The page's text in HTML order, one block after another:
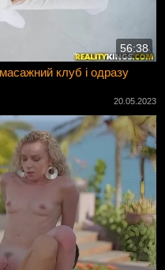
56:38
клуб і одразу
20.05.2023